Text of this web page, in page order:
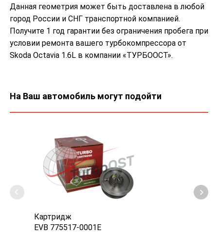
Данная геометрия может быть доставлена в любой
город России и СНГ транспортной компанией.
Получите 1 год гарантии без ограничения пробега при
условии ремонта вашего турбокомпрессора от
Skoda Octavia 1.6L в компании «ТУРБООСТ».
На Ваш автомобиль могут подойти
Картридж
EVB 775517-0001E